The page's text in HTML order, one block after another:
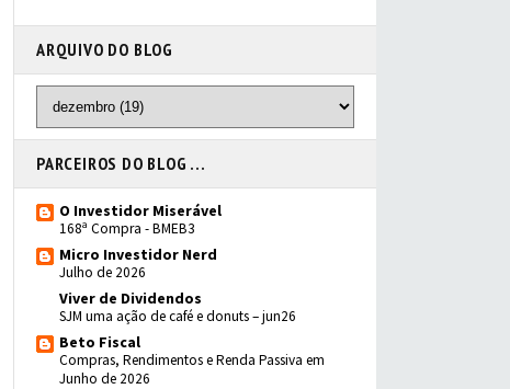
ARQUIVO DO BLOG
PARCEIROS DO BLOG ...
O Investidor Miserável
168ª Compra - BMEB3
Micro Investidor Nerd
Julho de 2026
Viver de Dividendos
SJM uma ação de café e donuts – jun26
Beto Fiscal
Compras, Rendimentos e Renda Passiva em
Junho de 2026